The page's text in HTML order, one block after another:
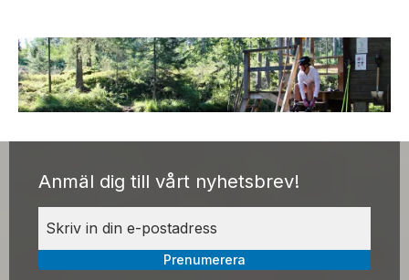
Anmäl dig till vårt nyhetsbrev!
Prenumerera